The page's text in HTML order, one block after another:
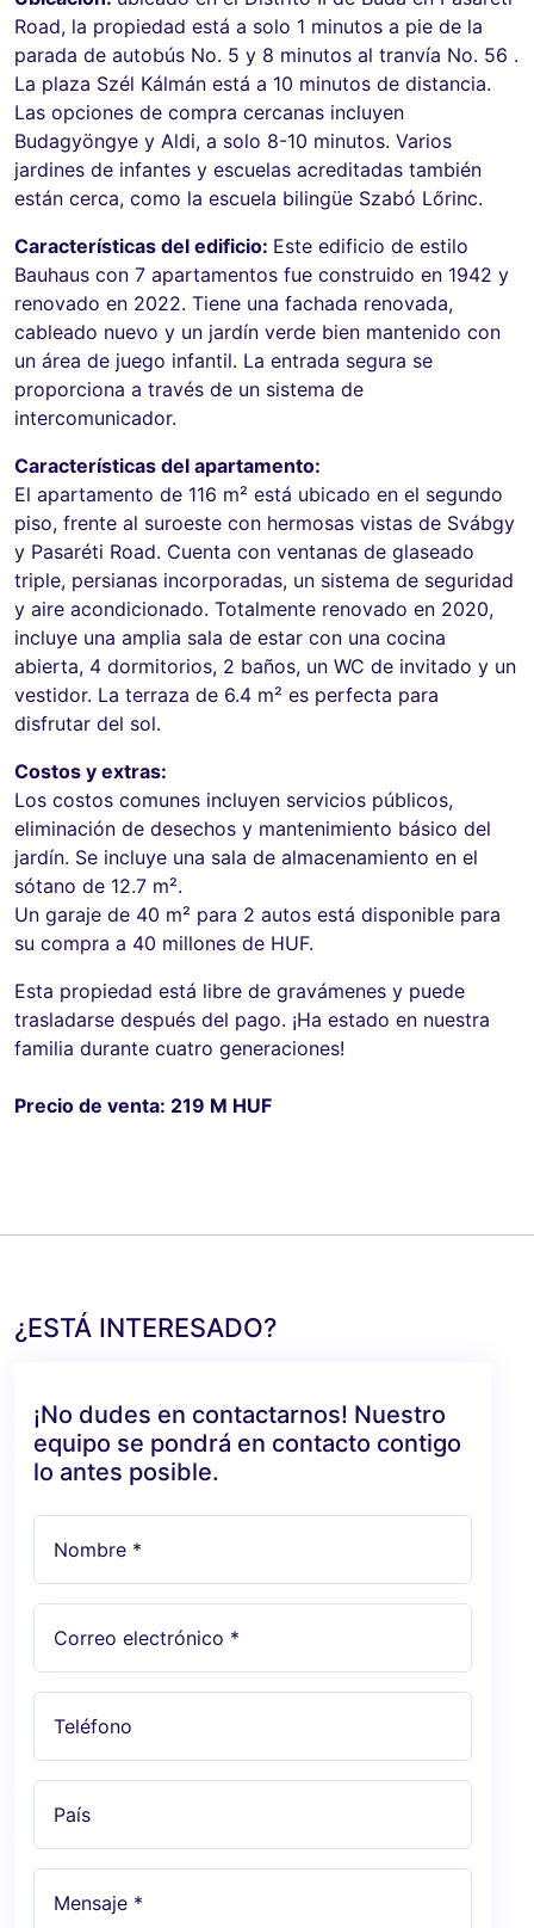
Road, la propiedad está a solo 1 minutos a pie de la
parada de autobús No. 5 y 8 minutos al tranvía No. 56 .
La plaza Szél Kálmán está a 10 minutos de distancia.
Las opciones de compra cercanas incluyen
Budagyöngye y Aldi, a solo 8-10 minutos. Varios
jardines de infantes y escuelas acreditadas también
están cerca, como la escuela bilingüe Szabó Lőrinc.
Características del edificio: Este edificio de estilo
Bauhaus con 7 apartamentos fue construido en 1942 y
renovado en 2022. Tiene una fachada renovada,
cableado nuevo y un jardín verde bien mantenido con
un área de juego infantil. La entrada segura se
proporciona a través de un sistema de
intercomunicador.
Características del apartamento:
El apartamento de 116 m² está ubicado en el segundo
piso, frente al suroeste con hermosas vistas de Svábgy
y Pasaréti Road. Cuenta con ventanas de glaseado
triple, persianas incorporadas, un sistema de seguridad
y aire acondicionado. Totalmente renovado en 2020,
incluye una amplia sala de estar con una cocina
abierta, 4 dormitorios, 2 baños, un WC de invitado y un
vestidor. La terraza de 6.4 m² es perfecta para
disfrutar del sol.
Costos y extras:
Los costos comunes incluyen servicios públicos,
eliminación de desechos y mantenimiento básico del
jardín. Se incluye una sala de almacenamiento en el
sótano de 12.7 m².
Un garaje de 40 m² para 2 autos está disponible para
su compra a 40 millones de HUF.
Esta propiedad está libre de gravámenes y puede
trasladarse después del pago. ¡Ha estado en nuestra
familia durante cuatro generaciones!
Precio de venta: 219 M HUF
¿ESTÁ INTERESADO?
¡No dudes en contactarnos! Nuestro
equipo se pondrá en contacto contigo
lo antes posible.
Nombre *
Correo electrónico *
Teléfono
País
Mensaje *